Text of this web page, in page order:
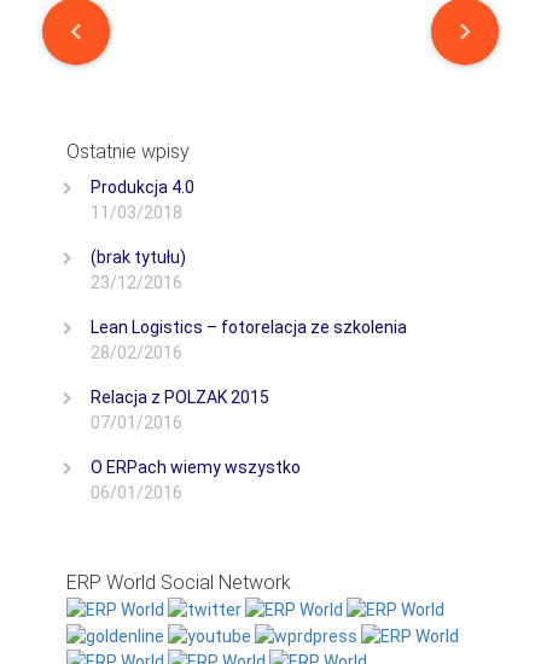
Post
Ostatnie wpisy
Produkcja 4.0
11/03/2018
(brak tytułu)
23/12/2016
Lean Logistics – fotorelacja ze szkolenia
28/02/2016
Relacja z POLZAK 2015
07/01/2016
O ERPach wiemy wszystko
06/01/2016
ERP World Social Network